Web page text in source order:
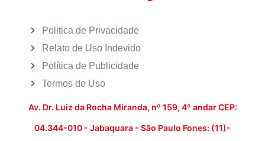
Politica de Privacidade
Relato de Uso Indevido
Política de Publicidade
Termos de Uso
Av. Dr. Luiz da Rocha Miranda, nº 159, 4º andar CEP:
04.344-010 - Jabaquara - São Paulo Fones: (11)-